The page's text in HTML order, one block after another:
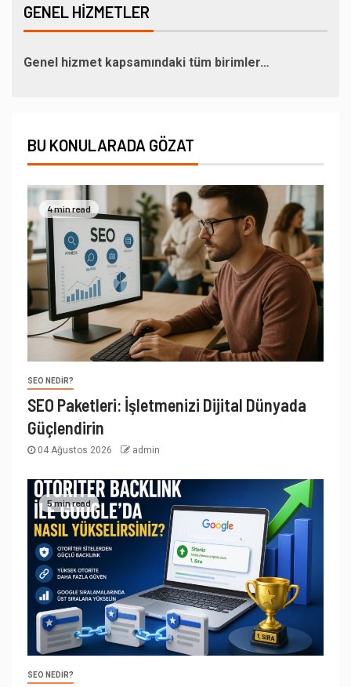
GENEL HIZMETLER
Genel hizmet kapsamındaki tüm birimler…
BU KONULARADA GÖZAT
4 min read
SEO NEDIR?
SEO Paketleri: İşletmenizi Dijital Dünyada
Güçlendirin
04 Ağustos 2026 admin
5 min read
SEO NEDIR?